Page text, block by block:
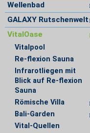
Wellenbad
GALAXY Rutschenwelt
VitalOase
Vitalpool
Re-flexion Sauna
Infrarotliegen mit
Blick auf Re-flexion
Sauna
Römische Villa
Bali-Garden
Vital-Quellen